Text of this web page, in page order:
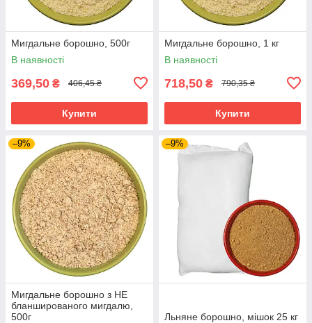
Мигдальне борошно, 500г
В наявності
369,50 ₴ 406,45 ₴
Купити
Мигдальне борошно, 1 кг
В наявності
718,50 ₴ 790,35 ₴
Купити
–9%
Мигдальне борошно з НЕ
бланшированого мигдалю,
500г
–9%
Льняне борошно, мішок 25 кг